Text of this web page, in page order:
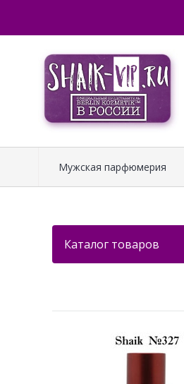
Мужская парфюмерия
Каталог товаров